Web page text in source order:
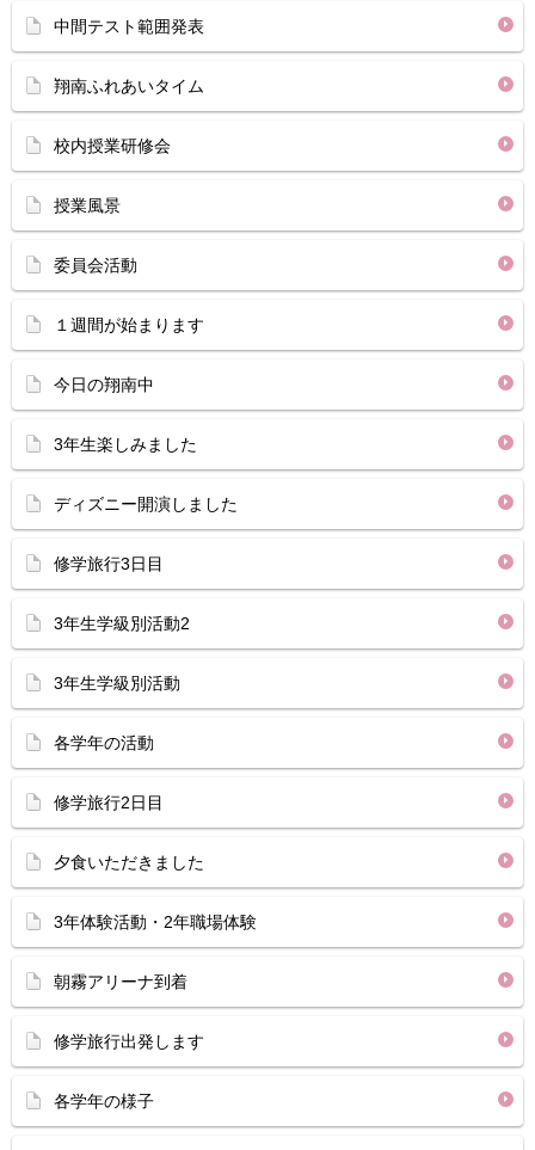
中間テスト範囲発表
翔南ふれあいタイム
校内授業研修会
授業風景
委員会活動
１週間が始まります
今日の翔南中
3年生楽しみました
ディズニー開演しました
修学旅行3日目
3年生学級別活動2
3年生学級別活動
各学年の活動
修学旅行2日目
夕食いただきました
3年体験活動・2年職場体験
朝霧アリーナ到着
修学旅行出発します
各学年の様子